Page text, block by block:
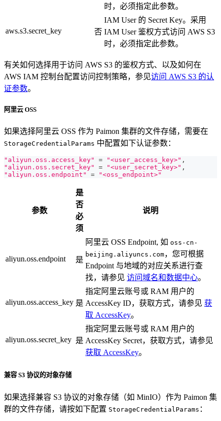
时，必须指定此参数。
aws.s3.secret_key 否
IAM User 的 Secret Key。采用
IAM User 鉴权方式访问 AWS S3
时，必须指定此参数。
有关如何选择用于访问 AWS S3 的鉴权方式、以及如何在
AWS IAM 控制台配置访问控制策略，参见访问 AWS S3 的认
证参数。
阿里云 OSS
如果选择阿里云 OSS 作为 Paimon 集群的文件存储，需要在
StorageCredentialParams 中配置如下认证参数：
"aliyun.oss.access_key" = "<user_access_key>" ,
"aliyun.oss.secret_key"
= "<user_secret_key>" ,
"aliyun.oss.endpoint"
= "<oss_endpoint>"
参数
是
否
必
须
说明
aliyun.oss.endpoint 是
阿里云 OSS Endpoint, 如 oss-cn-
beijing.aliyuncs.com，您可根据
Endpoint 与地域的对应关系进行查
找，请参见 访问域名和数据中心。
aliyun.oss.access_key 是
指定阿里云账号或 RAM 用户的
AccessKey ID，获取方式，请参见 获
取 AccessKey。
aliyun.oss.secret_key 是
指定阿里云账号或 RAM 用户的
AccessKey Secret，获取方式，请参见
获取 AccessKey。
兼容 S3 协议的对象存储
如果选择兼容 S3 协议的对象存储（如 MinIO）作为 Paimon 集
群的文件存储，请按如下配置 StorageCredentialParams ：